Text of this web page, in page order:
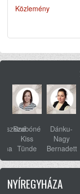
Közlemény
Szabóné
Kiss
Tünde
Dánku-
Nagy
Bernadett
NYÍREGYHÁZA